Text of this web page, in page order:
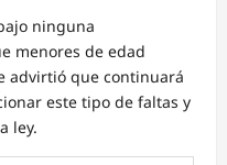
ninguna
menores de edad
advirtió que continuará
este tipo de faltas y
ley.